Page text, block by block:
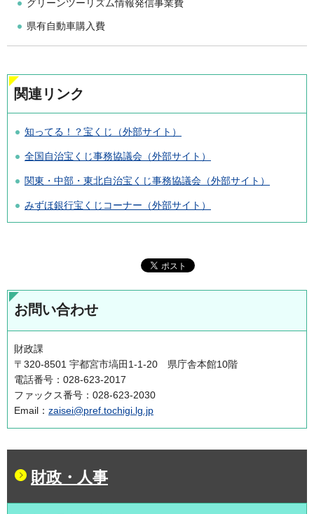
グリーンツーリズム情報発信事業費
県有自動車購入費
関連リンク
知ってる！？宝くじ（外部サイト）
全国自治宝くじ事務協議会（外部サイト）
関東・中部・東北自治宝くじ事務協議会（外部サイト）
みずほ銀行宝くじコーナー（外部サイト）
お問い合わせ
財政課
〒320-8501 宇都宮市塙田1-1-20 県庁舎本館10階
電話番号：028-623-2017
ファックス番号：028-623-2030
Email： zaisei@pref.tochigi.lg.jp
財政・人事